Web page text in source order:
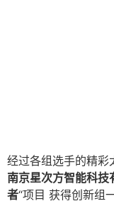
经过各组选手的精彩
南京星次方智能科技
者“项目 获得创新组